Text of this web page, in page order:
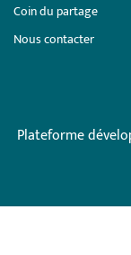
Coin du partage
Nous contacter
Plateforme